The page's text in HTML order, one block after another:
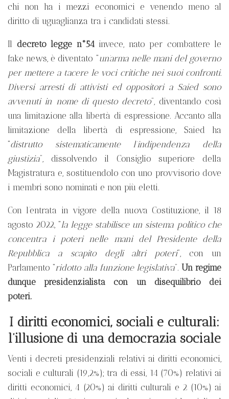
chi non ha i mezzi economici e venendo meno al
diritto di uguaglianza tra i candidati stessi.
Il decreto legge n°54invece, nato per combattere le
fake news, è diventato “un’arma nelle mani del governo
per mettere a tacere le voci critiche nei suoi confronti.
Diversi arresti di attivisti ed oppositori a Saied sono
avvenuti in nome di questo decreto”, diventando così
una limitazione alla libertà di espressione. Accanto alla
limitazione della libertà di espressione, Saied ha
“distrutto sistematicamente l’indipendenza della
giustizia”, dissolvendo il Consiglio superiore della
Magistratura e, sostituendolo con uno provvisorio dove
i membri sono nominati e non più eletti.
Con l’entrata in vigore della nuova Costituzione, il 18
agosto 2022, “la legge stabilisce un sistema politico che
concentra i poteri nelle mani del Presidente della
Repubblica a scapito degli altri poteri”, con un
Parlamento “ridotto alla funzione legislativa”. Un regime
dunque presidenzialista con un disequilibrio dei
poteri.
I diritti economici, sociali e culturali:
l’illusione di una democrazia sociale
Venti i decreti presidenziali relativi ai diritti economici,
sociali e culturali (19,2%); tra di essi, 14 (70%) relativi ai
diritti economici, 4 (20%) ai diritti culturali e 2 (10%) ai